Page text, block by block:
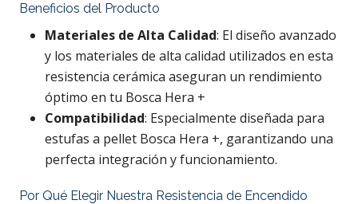
Beneficios del Producto
Materiales de Alta Calidad: El diseño avanzado
y los materiales de alta calidad utilizados en esta
resistencia cerámica aseguran un rendimiento
óptimo en tu Bosca Hera +
Compatibilidad: Especialmente diseñada para
estufas a pellet Bosca Hera +, garantizando una
perfecta integración y funcionamiento.
Por Qué Elegir Nuestra Resistencia de Encendido